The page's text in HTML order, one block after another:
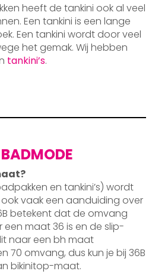
heeft de tankini ook al veel
Een tankini is een lange
Een tankini wordt door veel
het gemak. Wij hebben
tankini’s.
en tankini’s) wordt
vaak een aanduiding over
betekent dat de omvang
maat 36 is en de slip-
naar een bh maat
70 omvang, dus kun je bij 36B
bikinitop-maat.